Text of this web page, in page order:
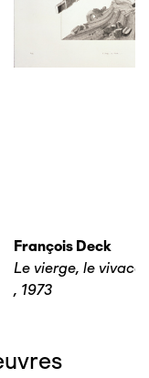
François Deck
Le vierge, le
, 1973